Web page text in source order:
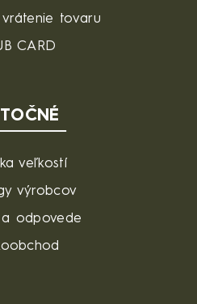
tovaru
CARD
veľkostí
výrobcov
odpovede